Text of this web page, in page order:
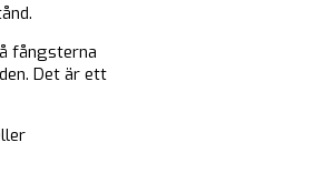
fångsterna
Det är ett